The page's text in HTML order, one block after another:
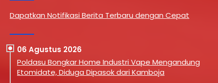
Dapatkan Notifikasi Berita Terbaru dengan Cepat
06 Agustus 2026
Poldasu Bongkar Home Industri Vape Mengandung
Etomidate, Diduga Dipasok dari Kamboja